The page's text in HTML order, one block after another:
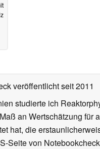
veröffentlichtseit 2011
studierte ich
an Wertschätzung für
hat, die
Seite von